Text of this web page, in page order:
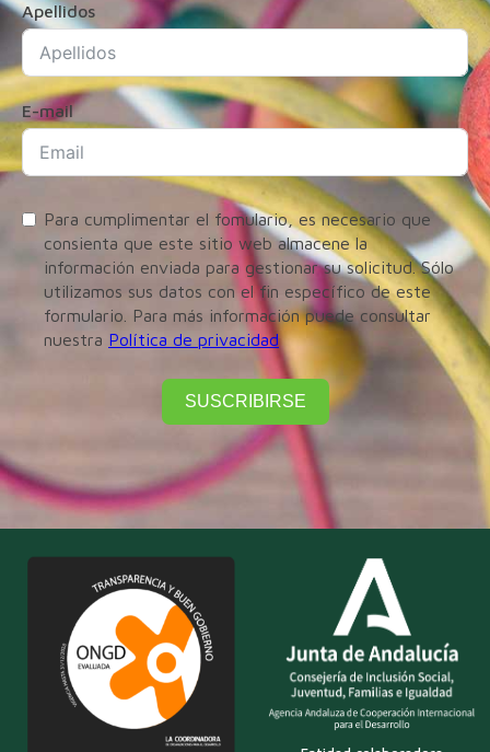
Apellidos
E-mail
Para cumplimentar el fomulario, es necesario que
consienta que este sitio web almacene la
información enviada para gestionar su solicitud. Sólo
utilizamos sus datos con el fin específico de este
formulario. Para más información puede consultar
nuestra Política de privacidad
SUSCRIBIRSE